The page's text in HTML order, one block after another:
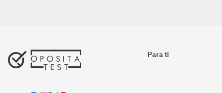
Para ti